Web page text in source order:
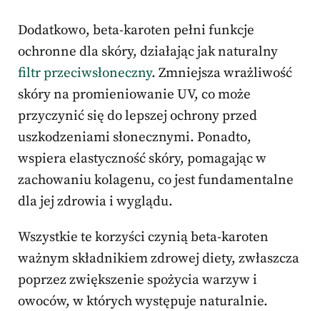
Dodatkowo, beta-karoten pełni funkcje
ochronne dla skóry, działając jak naturalny
filtr przeciwsłoneczny. Zmniejsza wrażliwość
skóry na promieniowanie UV, co może
przyczynić się do lepszej ochrony przed
uszkodzeniami słonecznymi. Ponadto,
wspiera elastyczność skóry, pomagając w
zachowaniu kolagenu, co jest fundamentalne
dla jej zdrowia i wyglądu.
Wszystkie te korzyści czynią beta-karoten
ważnym składnikiem zdrowej diety, zwłaszcza
poprzez zwiększenie spożycia warzyw i
owoców, w których występuje naturalnie.